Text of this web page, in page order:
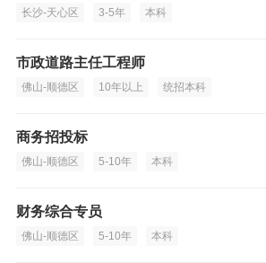
长沙-天心区 3-5年 本科
市政道路主任工程师
佛山-顺德区 10年以上 统招本科
商务招投标
佛山-顺德区 5-10年 本科
财务综合专员
佛山-顺德区 5-10年 本科